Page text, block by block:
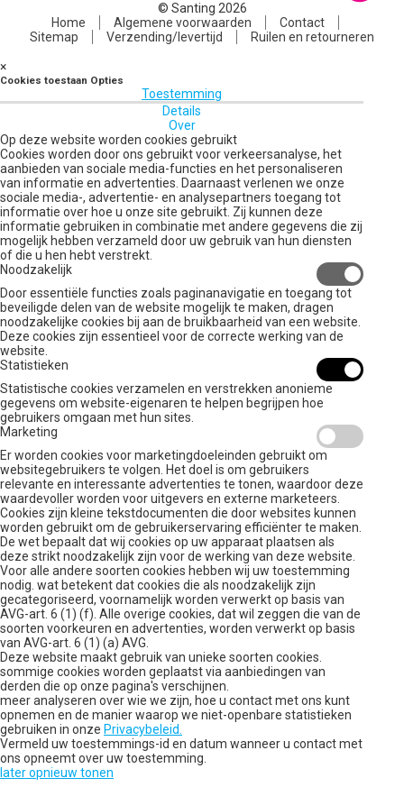
© Santing 2026
Home
Algemene voorwaarden
Contact
Sitemap
Verzending/levertijd Ruilen en retourneren
×
Cookies toestaan Opties
Toestemming
Details
Over
Op deze website worden cookies gebruikt
Cookies worden door ons gebruikt voor verkeersanalyse, het
aanbieden van sociale media-functies en het personaliseren
van informatie en advertenties. Daarnaast verlenen we onze
sociale media-, advertentie- en analysepartners toegang tot
informatie over hoe u onze site gebruikt. Zij kunnen deze
informatie gebruiken in combinatie met andere gegevens die zij
mogelijk hebben verzameld door uw gebruik van hun diensten
of die u hen hebt verstrekt.
Noodzakelijk
Door essentiële functies zoals paginanavigatie en toegang tot
beveiligde delen van de website mogelijk te maken, dragen
noodzakelijke cookies bij aan de bruikbaarheid van een website.
Deze cookies zijn essentieel voor de correcte werking van de
website.
Statistieken
Statistische cookies verzamelen en verstrekken anonieme
gegevens om website-eigenaren te helpen begrijpen hoe
gebruikers omgaan met hun sites.
Marketing
Er worden cookies voor marketingdoeleinden gebruikt om
websitegebruikers te volgen. Het doel is om gebruikers
relevante en interessante advertenties te tonen, waardoor deze
waardevoller worden voor uitgevers en externe marketeers.
Cookies zijn kleine tekstdocumenten die door websites kunnen
worden gebruikt om de gebruikerservaring efficiënter te maken.
De wet bepaalt dat wij cookies op uw apparaat plaatsen als
deze strikt noodzakelijk zijn voor de werking van deze website.
Voor alle andere soorten cookies hebben wij uw toestemming
nodig. wat betekent dat cookies die als noodzakelijk zijn
gecategoriseerd, voornamelijk worden verwerkt op basis van
AVG-art. 6 (1) (f). Alle overige cookies, dat wil zeggen die van de
soorten voorkeuren en advertenties, worden verwerkt op basis
van AVG-art. 6 (1) (a) AVG.
Deze website maakt gebruik van unieke soorten cookies.
sommige cookies worden geplaatst via aanbiedingen van
derden die op onze pagina's verschijnen.
meer analyseren over wie we zijn, hoe u contact met ons kunt
opnemen en de manier waarop we niet-openbare statistieken
gebruiken in onze Privacybeleid.
Vermeld uw toestemmings-id en datum wanneer u contact met
ons opneemt over uw toestemming.
later opnieuw tonen